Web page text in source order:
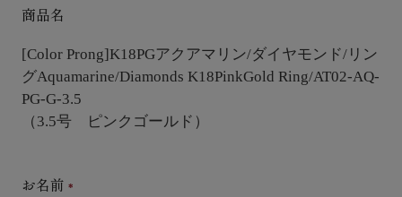
商品名
[Color Prong]K18PGアクアマリン/ダイヤモンド/リン
グAquamarine/Diamonds K18PinkGold Ring/AT02-AQ-
PG-G-3.5
（3.5号 ピンクゴールド）
お名前